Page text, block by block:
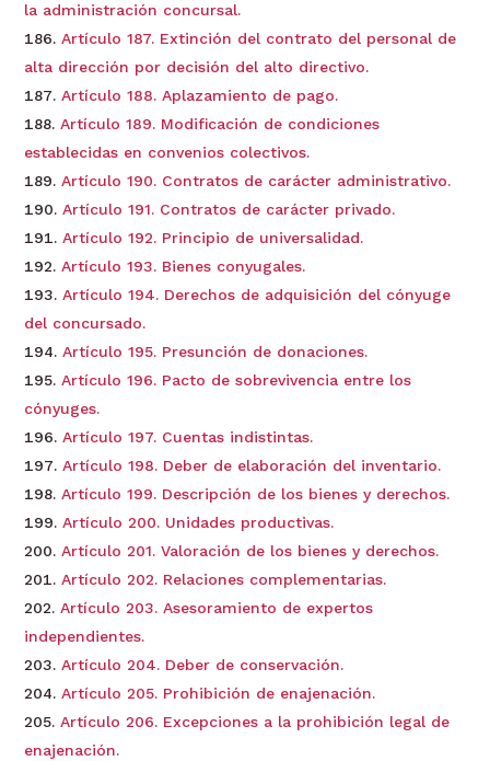
la administración concursal.
Artículo 187. Extinción del contrato del personal de
alta dirección por decisión del alto directivo.
Artículo 188. Aplazamiento de pago.
Artículo 189. Modificación de condiciones
establecidas en convenios colectivos.
Artículo 190. Contratos de carácter administrativo.
Artículo 191. Contratos de carácter privado.
Artículo 192. Principio de universalidad.
Artículo 193. Bienes conyugales.
Artículo 194. Derechos de adquisición del cónyuge
del concursado.
Artículo 195. Presunción de donaciones.
Artículo 196. Pacto de sobrevivencia entre los
cónyuges.
Artículo 197. Cuentas indistintas.
Artículo 198. Deber de elaboración del inventario.
Artículo 199. Descripción de los bienes y derechos.
Artículo 200. Unidades productivas.
Artículo 201. Valoración de los bienes y derechos.
Artículo 202. Relaciones complementarias.
Artículo 203. Asesoramiento de expertos
independientes.
Artículo 204. Deber de conservación.
Artículo 205. Prohibición de enajenación.
Artículo 206. Excepciones a la prohibición legal de
enajenación.